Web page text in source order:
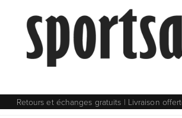
Retours et échanges gratuits | Livraison